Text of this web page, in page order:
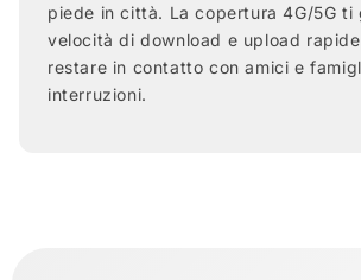
piede in città. La copertura 4G/5G ti
velocità di download e upload
restare in contatto con amici e
interruzioni.